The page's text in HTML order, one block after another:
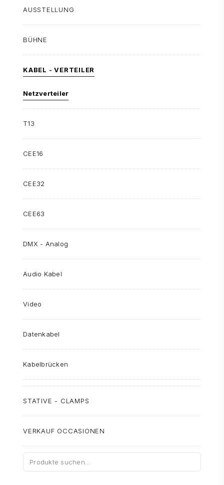
AUSSTELLUNG
BÜHNE
KABEL - VERTEILER
Netzverteiler
T13
CEE16
CEE32
CEE63
DMX - Analog
Audio Kabel
Video
Datenkabel
Kabelbrücken
STATIVE - CLAMPS
VERKAUF OCCASIONEN
Suche
nach: